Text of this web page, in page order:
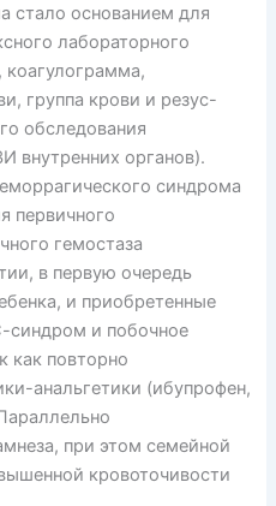
стало основанием для
лабораторного
коагулограмма,
группа крови и резус-
обследования
внутренних органов).
синдрома
первичного
гемостаза
в первую очередь
и приобретенные
синдром и побочное
как повторно
анальгетики (ибупрофен,
при этом семейной
кровоточивости